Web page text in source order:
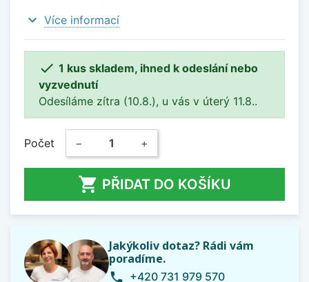
expand_more Více informací
 1 kus skladem, ihned k odeslání nebo
vyzvednutí
Odesíláme zítra (10.8.), u vás v úterý 11.8..
Počet − +
 PŘIDAT DO KOŠÍKU
Jakýkoliv dotaz? Rádi vám
poradíme.
phone +420 731 979 570